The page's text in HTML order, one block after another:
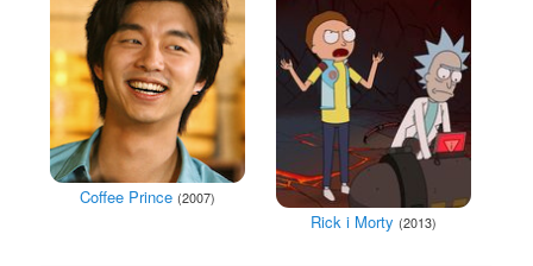
Coffee Prince (2007)
Rick i Morty (2013)